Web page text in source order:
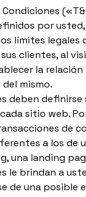
por
límites
clientes, al
la
mismo.
deben definirse
sitio web.
de
a los de
una landing
le brindan a
de una posible